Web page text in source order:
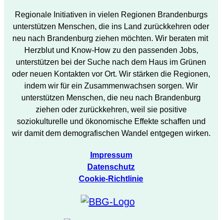
Regionale Initiativen in vielen Regionen Brandenburgs
unterstützen Menschen, die ins Land zurückkehren oder
neu nach Brandenburg ziehen möchten. Wir beraten mit
Herzblut und Know-How zu den passenden Jobs,
unterstützen bei der Suche nach dem Haus im Grünen
oder neuen Kontakten vor Ort. Wir stärken die Regionen,
indem wir für ein Zusammenwachsen sorgen. Wir
unterstützen Menschen, die neu nach Brandenburg
ziehen oder zurückkehren, weil sie positive
soziokulturelle und ökonomische Effekte schaffen und
wir damit dem demografischen Wandel entgegen wirken.
Impressum
Datenschutz
Cookie-Richtlinie